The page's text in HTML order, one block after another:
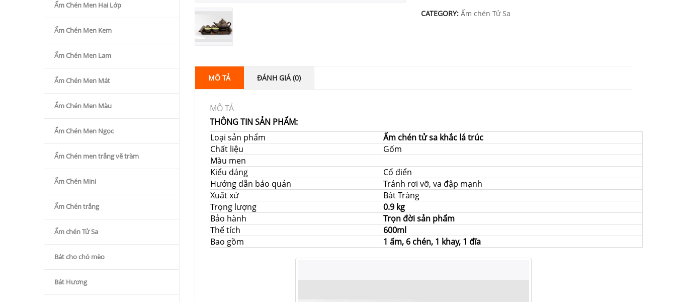
Ấm Chén Men Hai Lớp
Ấm Chén Men Kem
Ấm Chén Men Lam
Ấm Chén Men Mát
Ấm Chén Men Màu
Ấm Chén Men Ngọc
Ấm Chén men trắng vẽ tràm
Ấm Chén Mini
Ấm Chén trắng
Ấm chén Tử Sa
Bát cho chó mèo
Bát Hương
CATEGORY: Ấm chén Tử Sa
MÔ TẢ ĐÁNH GIÁ (0)
MÔ TẢ
THÔNG TIN SẢN PHẨM:
Loại sản phẩm
Ấm chén tử sa khắc lá trúc
Chất liệu
Gốm
Màu men
Kiểu dáng
Cổ điển
Hướng dẫn bảo quản
Tránh rơi vỡ, va đập mạnh
Xuất xứ
Bát Tràng
Trọng lượng
0.9 kg
Bảo hành
Trọn đời sản phẩm
Thể tích
600ml
Bao gồm
1 ấm, 6 chén, 1 khay, 1 đĩa